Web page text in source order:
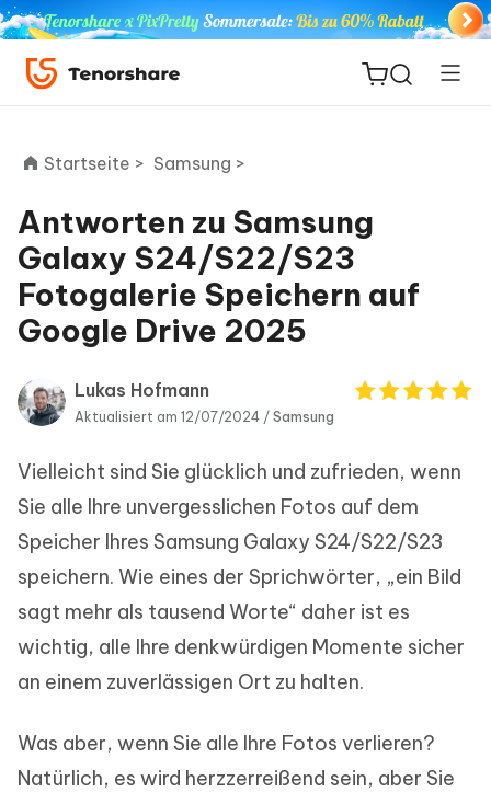
ReiBoot
for iOS
PDNob
PDF
Editor
Neu
Startseite > Samsung >
Antworten zu Samsung
Galaxy S24/S22/S23
Fotogalerie Speichern auf
Google Drive 2025
Lukas Hofmann
Aktualisiert am 12/07/2024 / Samsung
Vielleicht sind Sie glücklich und zufrieden, wenn
Sie alle Ihre unvergesslichen Fotos auf dem
Speicher Ihres Samsung Galaxy S24/S22/S23
speichern. Wie eines der Sprichwörter, „ein Bild
sagt mehr als tausend Worte“ daher ist es
wichtig, alle Ihre denkwürdigen Momente sicher
an einem zuverlässigen Ort zu halten.
Was aber, wenn Sie alle Ihre Fotos verlieren?
Natürlich, es wird herzzerreißend sein, aber Sie